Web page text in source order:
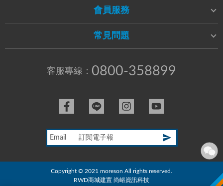
會員服務
常見問題
客服專線： 0800-358899
Email
Copyright © 2021 moreson All rights reserved.
RWD商城建置 尚峪資訊科技